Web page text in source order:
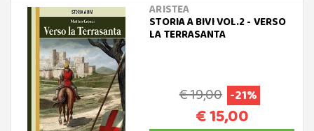
ARISTEA
STORIA A BIVI VOL.2 - VERSO
LA TERRASANTA
€ 19,00 -21%
€ 15,00